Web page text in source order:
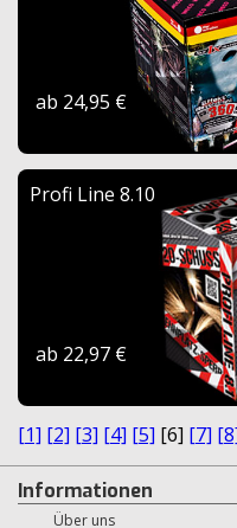
ab 24,95 €
Profi Line 8.10
ab 22,97 €
[1] [2] [3] [4] [5] [6] [7]
Informationen
Über uns